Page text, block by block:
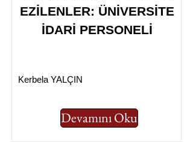
EZİLENLER: ÜNİVERSİTE
İDARİ PERSONELİ
Kerbela YALÇIN
Devamını Oku